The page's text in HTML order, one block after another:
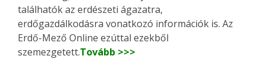
találhatók az erdészeti ágazatra,
erdőgazdálkodásra vonatkozó információk is. Az
Erdő-Mező Online ezúttal ezekből
szemezgetett.Tovább >>>